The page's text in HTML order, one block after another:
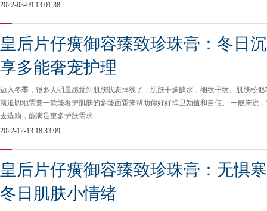
2022-03-09 13:01:38
皇后片仔癀御容臻致珍珠膏：冬日
享多能奢宠护理
迈入冬季，很多人明显感觉到肌肤状态掉线了，肌肤干燥缺水，细纹干纹、肌肤松
就迫切地需要一款能奢护肌肤的多能面霜来帮助你好好捍卫颜值和自信。 一般来说
去选购，能满足更多护肤需求
2022-12-13 18:33:09
皇后片仔癀御容臻致珍珠膏：无惧
冬日肌肤小情绪